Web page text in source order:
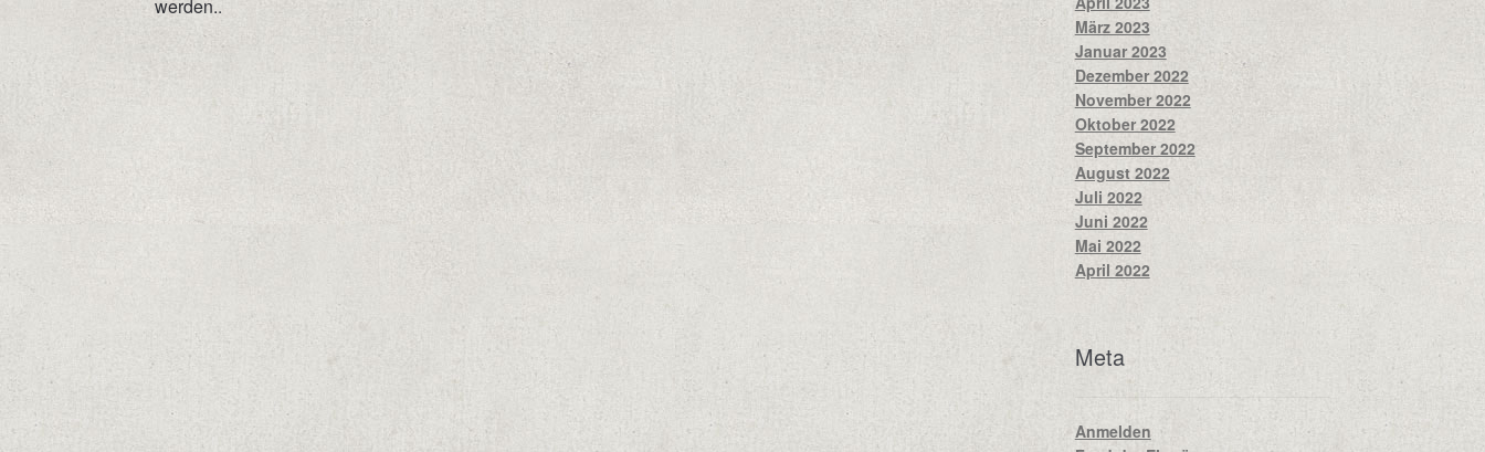
werden..
März 2023
Januar 2023
Dezember 2022
November 2022
Oktober 2022
September 2022
August 2022
Juli 2022
Juni 2022
Mai 2022
April 2022
Meta
Anmelden